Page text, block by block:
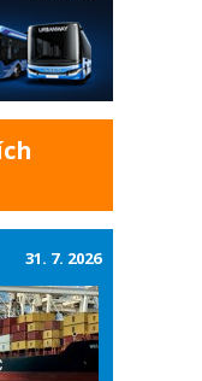
31. 7. 2026